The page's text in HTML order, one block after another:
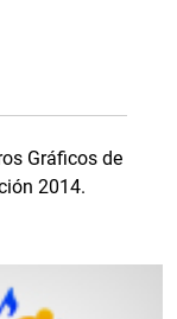
Gráficos de
2014.